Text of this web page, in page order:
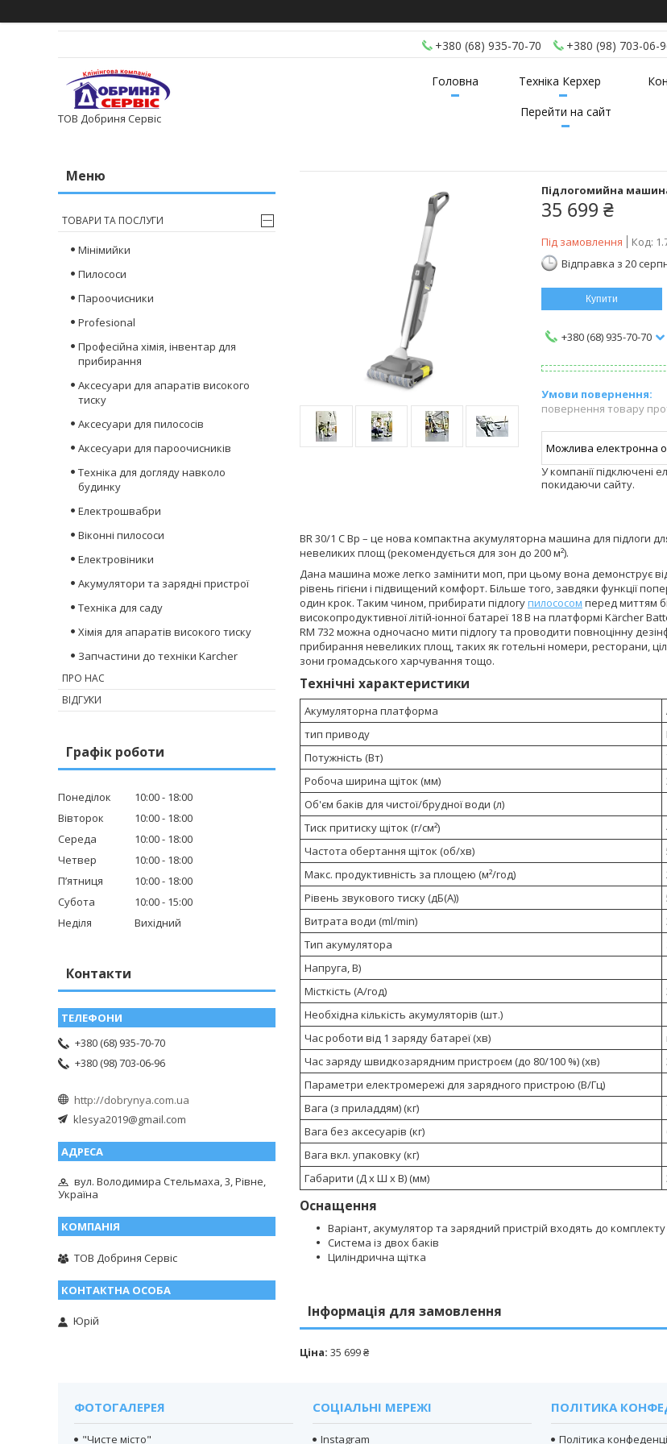
+380 (68) 935-70-70 +380 (98) 703-06-
ТОВ Добриня Сервіс
Головна Техніка Керхер
Перейти на сайт
Підлогомийна машина
35 699 ₴
Під замовлення Код:
Відправка з 20
Купити
+380 (68) 935-70-70
повернення товару
У компанії підключені
покидаючи сайту.
BR 30/1 C Bp – це нова компактна акумуляторна машина для підлоги
невеликих площ (рекомендується для зон до 200 м²).
Дана машина може легко замінити моп, при цьому вона демонструє
рівень гігієни і підвищений комфорт. Більше того, завдяки функції
один крок. Таким чином, прибирати підлогупилососом перед миттям
високопродуктивної літій-іонної батареї 18 В на платформі Kärcher
RM 732 можна одночасно мити підлогу та проводити повноцінну
прибирання невеликих площ, таких як готельні номери, ресторани,
зони громадського харчування тощо.
Технічні характеристики
Акумуляторна платформа
тип приводу
Потужність (Вт)
Робоча ширина щіток (мм)
Об'єм баків для чистої/брудної води (л)
Тиск притиску щіток (г/см²)
Частота обертання щіток (об/хв)
Макс. продуктивність за площею (м²/год)
Рівень звукового тиску (дБ(А))
Витрата води (ml/min)
Тип акумулятора
Напруга, В)
Місткість (А/год)
Необхідна кількість акумуляторів (шт.)
Час роботи від 1 заряду батареї (хв)
Час заряду швидкозарядним пристроєм (до 80/100 %) (хв)
Параметри електромережі для зарядного пристрою (В/Гц)
Вага (з приладдям) (кг)
Вага без аксесуарів (кг)
Вага вкл. упаковку (кг)
Габарити (Д x Ш x В) (мм)
Оснащення
Варіант, акумулятор та зарядний пристрій входять до
Система із двох баків
Циліндрична щітка
Інформація для замовлення
Ціна: 35 699 ₴
ТОВАРИ ТА ПОСЛУГИ
Мінімийки
Пилососи
Пароочисники
Profesional
Професійна хімія, інвентар для
прибирання
Аксесуари для апаратів високого
тиску
Аксесуари для пилососів
Аксесуари для пароочисників
Техніка для догляду навколо
будинку
Електрошвабри
Віконні пилососи
Електровіники
Акумулятори та зарядні пристрої
Техніка для саду
Хімія для апаратів високого тиску
Запчастини до техніки Karcher
ПРО НАС
ВІДГУКИ
Графік роботи
Понеділок 10:00
18:00
Вівторок
10:00
18:00
Середа
10:00
18:00
Четвер
10:00
18:00
Пʼятниця
10:00
18:00
Субота
10:00
15:00
Неділя
Вихідний
Контакти
+380 (68) 935-70-70
+380 (98) 703-06-96
http://dobrynya.com.ua
klesya2019@gmail.com
вул. Володимира Стельмаха, 3, Рівне,
Україна
ТОВ Добриня Сервіс
Юрій
ФОТОГАЛЕРЕЯ
"Чисте місто"
СОЦІАЛЬНІ МЕРЕЖІ
Instagram
ПОЛІТИКА
Політика